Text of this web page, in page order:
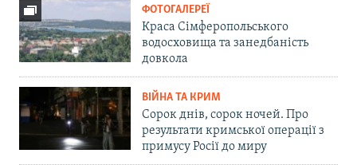
ФОТОГАЛЕРЕЇ
Краса Сімферопольського
водосховища та занедбаність
довкола
ВІЙНА ТА КРИМ
Сорок днів, сорок ночей. Про
результати кримської операції з
примусу Росії до миру